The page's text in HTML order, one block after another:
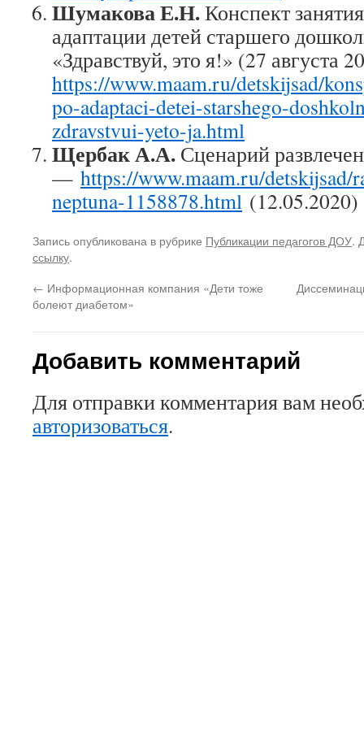
Шумакова Е.Н.Конспект
адаптации детей старшего
«Здравствуй, это я!» (27 августа
https://www.maam.ru/detskijsad/
po-adaptaci-detei-starshego-
zdravstvui-yeto-ja.html
Щербак А.А. Сценарий
— https://www.maam.ru/detskijsad/
neptuna-1158878.html (12.05.2020)
Запись опубликована в рубрике Публикации педагогов ДОУ.
ссылку.
← Информационная компания «Дети тоже
болеют диабетом»
Добавить комментарий
Для отправки комментария вам
авторизоваться.